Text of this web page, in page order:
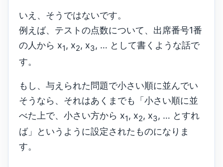
いえ、そうではないです。
例えば、テストの点数について、出席番号1番
の人から x1 , x2, x3, … として書くような話で
す。
もし、与えられた問題で小さい順に並んでい
そうなら、それはあくまでも「小さい順に並
べた上で、小さい方から x1 , x2, x3, … とすれ
ば」というように設定されたものになりま
す。